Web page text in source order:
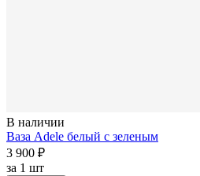
В наличии
Ваза Adele белый с зеленым
3 900 ₽
за 1 шт